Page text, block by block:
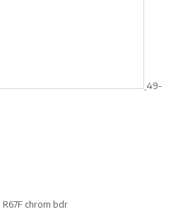
49-
chrom bdr